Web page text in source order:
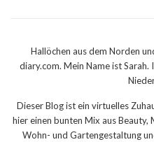
Hallöchen aus dem Norden
diary.com. Mein Name ist
Dieser Blog ist ein virtuelles
hier einen bunten Mix aus
Wohn- und Gartengestaltung